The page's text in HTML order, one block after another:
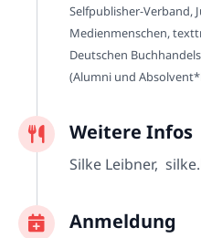
Selfpublisher-Verband,
Medienmenschen,
Deutschen
(Alumni und
Weitere Infos
Silke Leibner,
Anmeldung